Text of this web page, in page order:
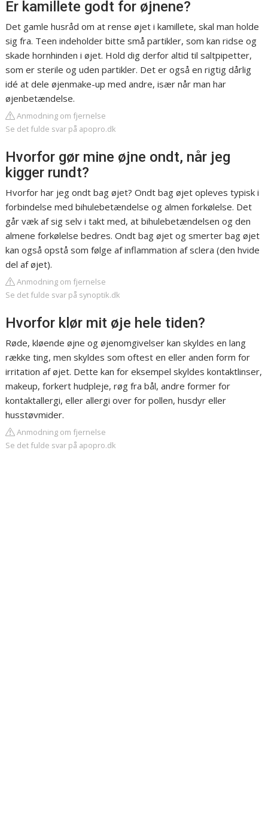
Er kamillete godt for øjnene?
Det gamle husråd om at rense øjet i kamillete, skal man holde
sig fra. Teen indeholder bitte små partikler, som kan ridse og
skade hornhinden i øjet. Hold dig derfor altid til saltpipetter,
som er sterile og uden partikler. Det er også en rigtig dårlig
idé at dele øjenmake-up med andre, især når man har
øjenbetændelse.
Anmodning om fjernelse
Se det fulde svar på apopro.dk
Hvorfor gør mine øjne ondt, når jeg
kigger rundt?
Hvorfor har jeg ondt bag øjet? Ondt bag øjet opleves typisk i
forbindelse med bihulebetændelse og almen forkølelse. Det
går væk af sig selv i takt med, at bihulebetændelsen og den
almene forkølelse bedres. Ondt bag øjet og smerter bag øjet
kan også opstå som følge af inflammation af sclera (den hvide
del af øjet).
Anmodning om fjernelse
Se det fulde svar på synoptik.dk
Hvorfor klør mit øje hele tiden?
Røde, kløende øjne og øjenomgivelser kan skyldes en lang
række ting, men skyldes som oftest en eller anden form for
irritation af øjet. Dette kan for eksempel skyldes kontaktlinser,
makeup, forkert hudpleje, røg fra bål, andre former for
kontaktallergi, eller allergi over for pollen, husdyr eller
husstøvmider.
Anmodning om fjernelse
Se det fulde svar på apopro.dk